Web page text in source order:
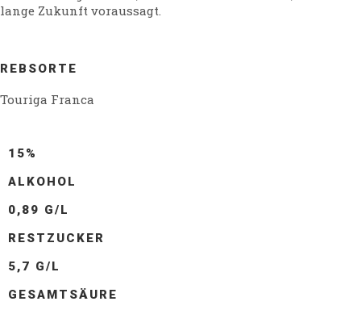
lange Zukunft voraussagt.
REBSORTE
Touriga Franca
15%
ALKOHOL
0,89 G/L
RESTZUCKER
5,7 G/L
GESAMTSÄURE